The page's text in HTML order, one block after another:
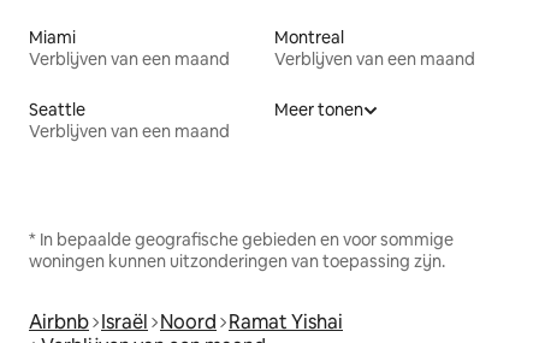
Miami
Verblijven van een maand
Montreal
Verblijven van een maand
Seattle
Verblijven van een maand
Meer tonen
* In bepaalde geografische gebieden en voor sommige
woningen kunnen uitzonderingen van toepassing zijn.
Airbnb Israël Noord Ramat Yishai